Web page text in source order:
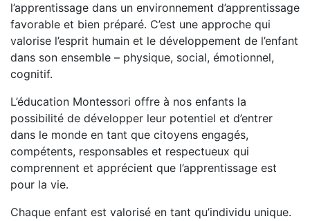
l’apprentissage dans un environnement d’apprentissage
favorable et bien préparé. C’est une approche qui
valorise l’esprit humain et le développement de l’enfant
dans son ensemble – physique, social, émotionnel,
cognitif.
L’éducation Montessori offre à nos enfants la
possibilité de développer leur potentiel et d’entrer
dans le monde en tant que citoyens engagés,
compétents, responsables et respectueux qui
comprennent et apprécient que l’apprentissage est
pour la vie.
Chaque enfant est valorisé en tant qu’individu unique.